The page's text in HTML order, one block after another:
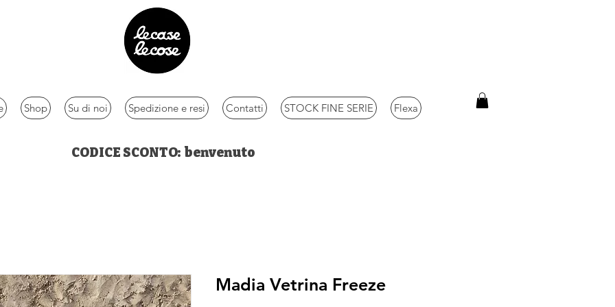
Shop Su di noi Spedizione e resi Contatti STOCK FINE SERIE Flexa
CODICE SCONTO: benvenuto
Madia Vetrina Freeze